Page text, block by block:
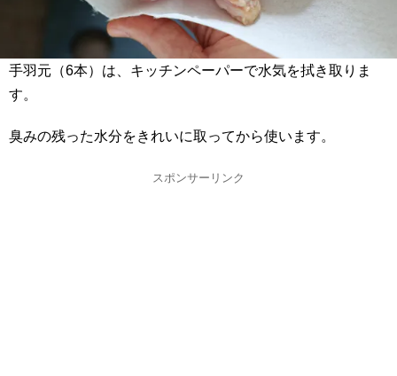
手羽元（6本）は、キッチンペーパーで水気を拭き取りま
す。
臭みの残った水分をきれいに取ってから使います。
スポンサーリンク